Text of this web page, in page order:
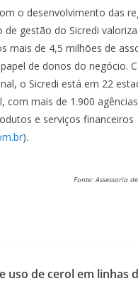
o desenvolvimento das
de gestão do Sicredi
mais de 4,5 milhões de
de donos do negócio.
o Sicredi está em 22
com mais de 1.900
e serviços financeiros
).
Fonte: Assessoria
uso de cerol em linhas